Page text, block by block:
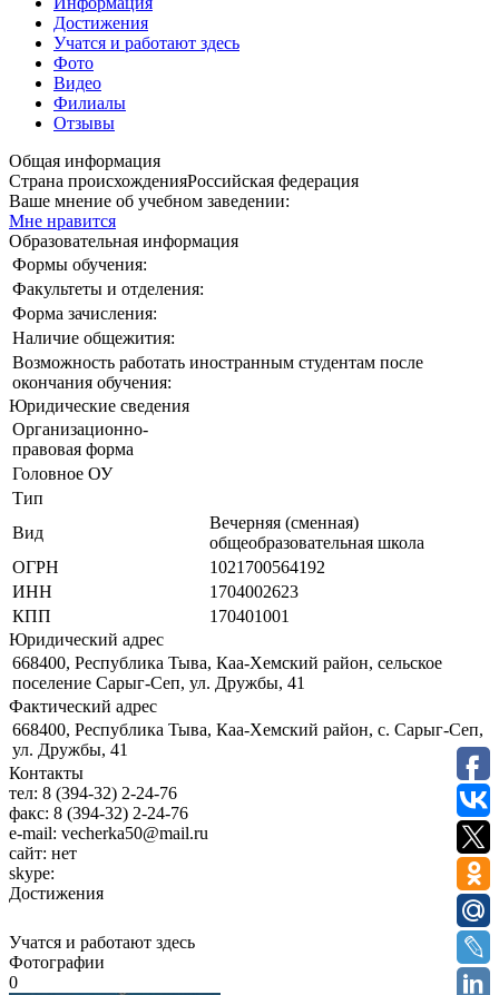
Достижения
Учатся и работают здесь
Фото
Видео
Филиалы
Отзывы
Общая информация
Страна происхожденияРоссийская федерация
Ваше мнение об учебном заведении:
Мне нравится
Образовательная информация
Формы обучения:
Факультеты и отделения:
Форма зачисления:
Наличие общежития:
Возможность работать иностранным студентам после
окончания обучения:
Юридические сведения
Организационно-
правовая форма
Головное ОУ
Тип
Вид
Вечерняя (сменная)
общеобразовательная школа
ОГРН
1021700564192
ИНН
1704002623
КПП
170401001
Юридический адрес
668400, Республика Тыва, Каа-Хемский район, сельское
поселение Сарыг-Сеп, ул. Дружбы, 41
Фактический адрес
668400, Республика Тыва, Каа-Хемский район, с. Сарыг-Сеп,
ул. Дружбы, 41
Контакты
тел: 8 (394-32) 2-24-76
факс: 8 (394-32) 2-24-76
e-mail: vecherka50@mail.ru
сайт: нет
skype:
Достижения
Учатся и работают здесь
Фотографии
0